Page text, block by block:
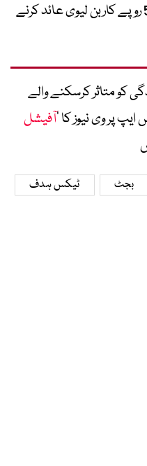
آرہی ہے جبکہ پیٹرول پر فی لیٹر 5 روپے کاربن لیوی عائد کرنے
کو متاثر کرسکنے والے
پر وی نیوز کا ’آفیشل
بجٹ
ٹیکس ہدف